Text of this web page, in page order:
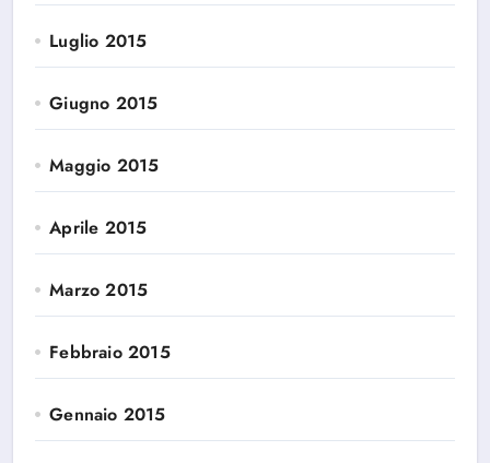
Luglio 2015
Giugno 2015
Maggio 2015
Aprile 2015
Marzo 2015
Febbraio 2015
Gennaio 2015